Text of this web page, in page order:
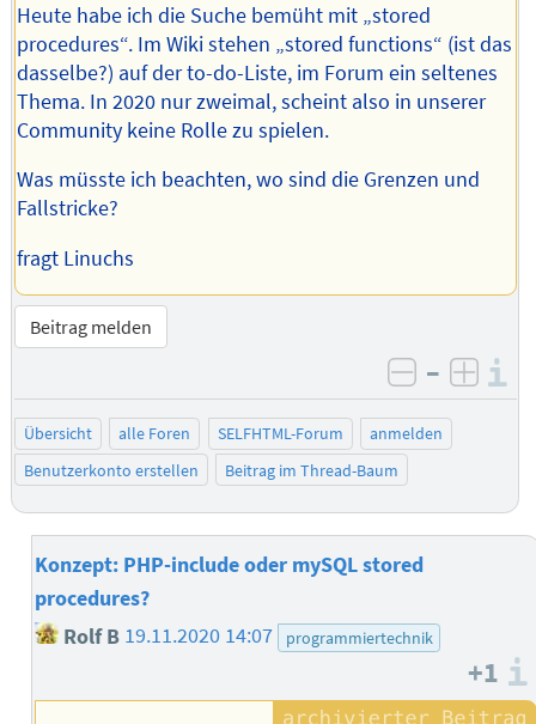
Heute habe ich die Suche bemüht mit „stored
procedures“. Im Wiki stehen „stored functions“ (ist das
dasselbe?) auf der to-do-Liste, im Forum ein seltenes
Thema. In 2020 nur zweimal, scheint also in unserer
Community keine Rolle zu spielen.
Was müsste ich beachten, wo sind die Grenzen und
Fallstricke?
fragt Linuchs
Beitrag melden
negativ
–
Übersicht alle Foren SELFHTML-Forum
anmelden
Benutzerkonto erstellen
Beitrag im Thread-Baum
Konzept: PHP-include oder mySQL stored
procedures?
Rolf B 19.11.2020 14:07 programmiertechnik
+1